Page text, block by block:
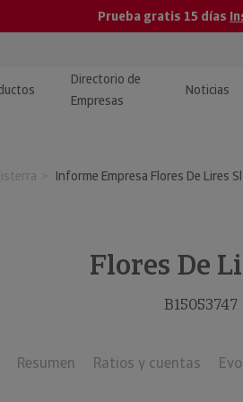
Prueba gratis 15 días
Directorio de
Empresas
Noticias
y tutoriales
Investigada
Informe Empresa Flores De Lires Sl
Flores De
B15053747
Resumen Ratios y cuentas